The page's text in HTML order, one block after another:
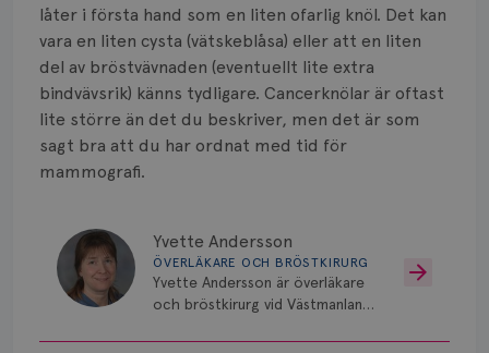
låter i första hand som en liten ofarlig knöl. Det kan
vara en liten cysta (vätskeblåsa) eller att en liten
del av bröstvävnaden (eventuellt lite extra
bindvävsrik) känns tydligare. Cancerknölar är oftast
lite större än det du beskriver, men det är som
sagt bra att du har ordnat med tid för
mammografi.
Yvette Andersson
ÖVERLÄKARE OCH BRÖSTKIRURG
Yvette Andersson är överläkare
och bröstkirurg vid Västmanlands